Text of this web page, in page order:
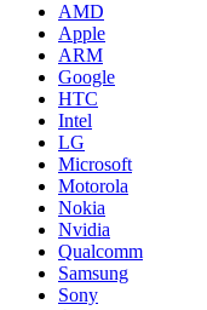
AMD
Apple
ARM
Google
HTC
Intel
LG
Microsoft
Motorola
Nokia
Nvidia
Qualcomm
Samsung
Sony